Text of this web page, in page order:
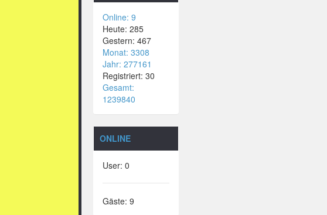
Online: 9
Heute: 285
Gestern: 467
Monat: 3308
Jahr: 277161
Registriert: 30
Gesamt:
1239840
ONLINE
User: 0
Gäste: 9